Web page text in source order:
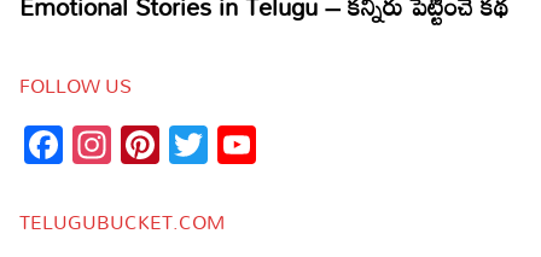
FOLLOW US
Facebook
Instagram
Pinterest
Twitter
TELUGUBUCKET.COM